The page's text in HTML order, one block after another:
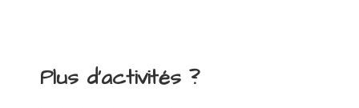
Plus d'activités ?